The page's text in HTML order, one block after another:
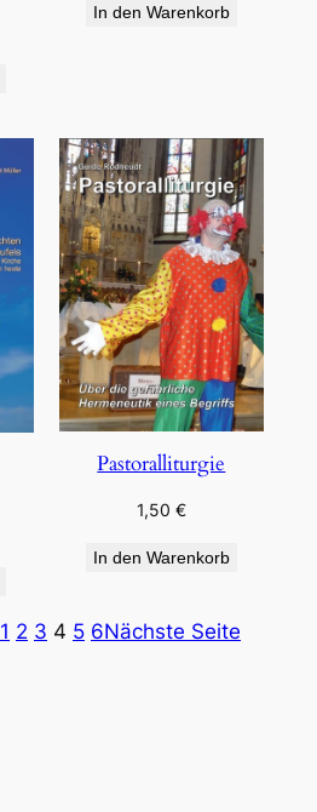
In den Warenkorb
Pastoralliturgie
1,50 €
In den Warenkorb
1 2 3 4 5 6Nächste Seite